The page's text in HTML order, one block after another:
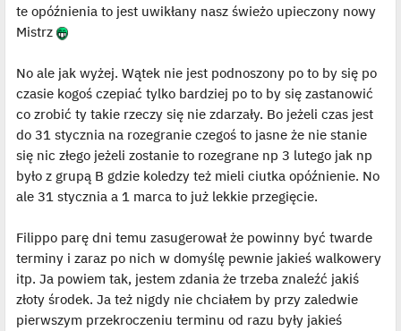
te opóźnienia to jest uwikłany nasz świeżo upieczony nowy
Mistrz
No ale jak wyżej. Wątek nie jest podnoszony po to by się po
czasie kogoś czepiać tylko bardziej po to by się zastanowić
co zrobić ty takie rzeczy się nie zdarzały. Bo jeżeli czas jest
do 31 stycznia na rozegranie czegoś to jasne że nie stanie
się nic złego jeżeli zostanie to rozegrane np 3 lutego jak np
było z grupą B gdzie koledzy też mieli ciutka opóźnienie. No
ale 31 stycznia a 1 marca to już lekkie przegięcie.
Filippo parę dni temu zasugerował że powinny być twarde
terminy i zaraz po nich w domyślę pewnie jakieś walkowery
itp. Ja powiem tak, jestem zdania że trzeba znaleźć jakiś
złoty środek. Ja też nigdy nie chciałem by przy zaledwie
pierwszym przekroczeniu terminu od razu były jakieś